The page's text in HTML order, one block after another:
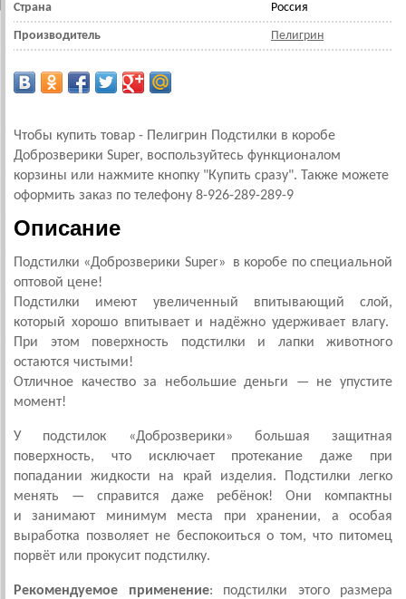
Страна Россия
Производитель Пелигрин
Чтобы купить товар - Пелигрин Подстилки в коробе
Доброзверики Super, воспользуйтесь функционалом
корзины или нажмите кнопку "Купить сразу". Также можете
оформить заказ по телефону 8-926-289-289-9
Описание
Подстилки «Доброзверики Super» в коробе по специальной
оптовой цене!
Подстилки имеют увеличенный впитывающий слой,
который хорошо впитывает и надёжно удерживает влагу.
При этом поверхность подстилки и лапки животного
остаются чистыми!
Отличное качество за небольшие деньги — не упустите
момент!
У подстилок «Доброзверики» большая защитная
поверхность, что исключает протекание даже при
попадании жидкости на край изделия. Подстилки легко
менять — справится даже ребёнок! Они компактны
и занимают минимум места при хранении, а особая
выработка позволяет не беспокоиться о том, что питомец
порвёт или прокусит подстилку.
Рекомендуемое применение: подстилки этого размера